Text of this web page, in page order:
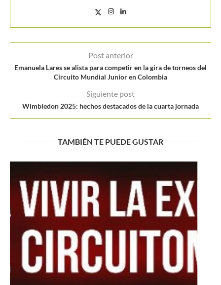
Post anterior
Emanuela Lares se alista para competir en la gira de torneos del
Circuito Mundial Junior en Colombia
Siguiente post
Wimbledon 2025: hechos destacados de la cuarta jornada
TAMBIÉN TE PUEDE GUSTAR
Buscar